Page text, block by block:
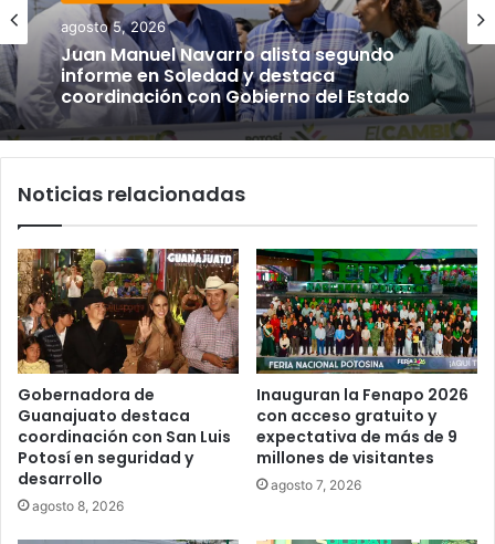
agosto 5, 2026
Juan Manuel Navarro alista segundo
informe en Soledad y destaca
coordinación con Gobierno del Estado
Noticias relacionadas
Gobernadora de
Guanajuato destaca
coordinación con San Luis
Potosí en seguridad y
desarrollo
agosto 8, 2026
Inauguran la Fenapo 2026
con acceso gratuito y
expectativa de más de 9
millones de visitantes
agosto 7, 2026